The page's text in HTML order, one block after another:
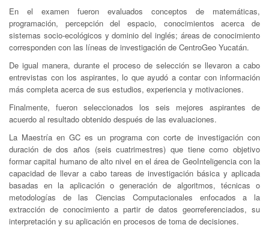
En el examen fueron evaluados conceptos de matemáticas,
programación, percepción del espacio, conocimientos acerca de
sistemas socio-ecológicos y dominio del inglés; áreas de conocimiento
corresponden con las líneas de investigación de CentroGeo Yucatán.
De igual manera, durante el proceso de selección se llevaron a cabo
entrevistas con los aspirantes, lo que ayudó a contar con información
más completa acerca de sus estudios, experiencia y motivaciones.
Finalmente, fueron seleccionados los seis mejores aspirantes de
acuerdo al resultado obtenido después de las evaluaciones.
La Maestría en GC es un programa con corte de investigación con
duración de dos años (seis cuatrimestres) que tiene como objetivo
formar capital humano de alto nivel en el área de GeoInteligencia con la
capacidad de llevar a cabo tareas de investigación básica y aplicada
basadas en la aplicación o generación de algoritmos, técnicas o
metodologías de las Ciencias Computacionales enfocados a la
extracción de conocimiento a partir de datos georreferenciados, su
interpretación y su aplicación en procesos de toma de decisiones.